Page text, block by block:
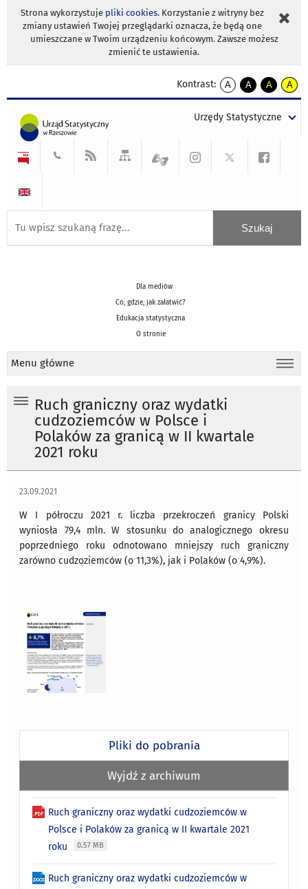
Strona wykorzystuje pliki cookies. Korzystanie z witryny bez
zmiany ustawień Twojej przeglądarki oznacza, że będą one
umieszczane w Twoim urządzeniu końcowym. Zawsze możesz
zmienić te ustawienia.
Kontrast:
A
kontrast
A
kontrast
tekst
czarnym
A
kontrast
tekst
czarnym
A
tekst
żółtym
Urzędy Statystyczne
Dla mediów
Co, gdzie, jak załatwić?
Edukacja statystyczna
O stronie
Menu główne
Ruch graniczny oraz wydatki
cudzoziemców w Polsce i
Polaków za granicą w II kwartale
2021 roku
23.09.2021
W I półroczu 2021 r. liczba przekroczeń granicy Polski
wyniosła 79,4 mln. W stosunku do analogicznego okresu
poprzedniego roku odnotowano mniejszy ruch graniczny
zarówno cudzoziemców (o 11,3%), jak i Polaków (o 4,9%).
Pliki do pobrania
Wyjdź z archiwum
Ruch graniczny oraz wydatki cudzoziemców w
Polsce i Polaków za granicą w II kwartale 2021
roku
0.57 MB
Ruch graniczny oraz wydatki cudzoziemców w